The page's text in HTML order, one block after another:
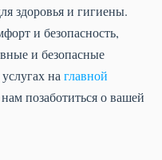
здоровья и гигиены.
и безопасность,
и безопасные
наглавной
позаботиться о вашей